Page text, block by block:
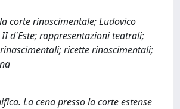
corte rinascimentale; Ludovico
d'Este; rappresentazioni teatrali;
ricette rinascimentali;
La cena presso la corte estense